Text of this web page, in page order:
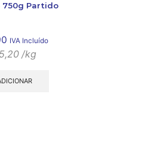
750g Partido
IVA Incluído
5,20 /kg